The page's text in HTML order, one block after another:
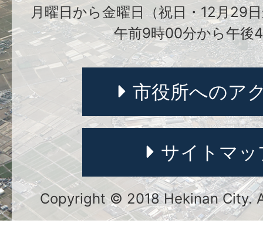
月曜日から金曜日（祝日・12月29
午前9時00分から午後
市役所へのア
サイトマッ
Copyright © 2018 Hekinan City.